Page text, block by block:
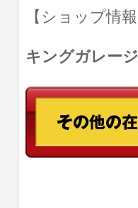
【ショップ情
キングガレー